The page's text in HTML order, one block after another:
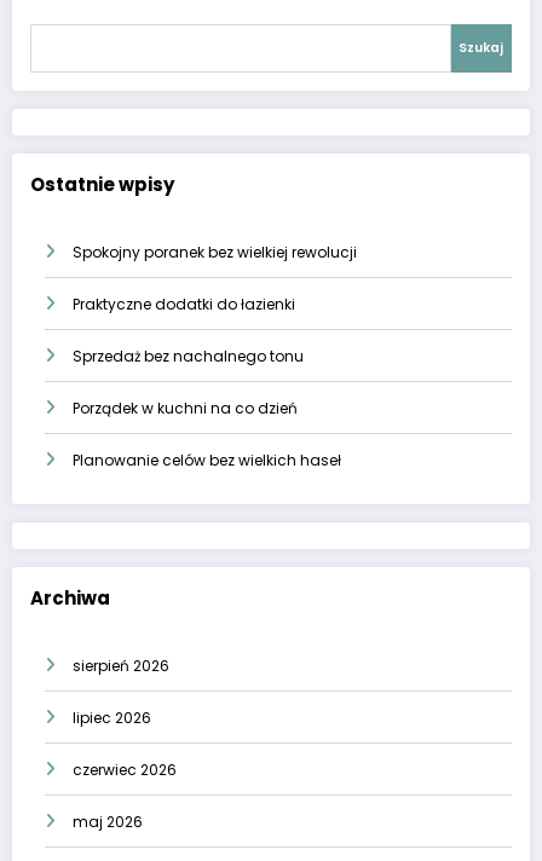
Szukaj
Ostatnie wpisy
Spokojny poranek bez wielkiej rewolucji
Praktyczne dodatki do łazienki
Sprzedaż bez nachalnego tonu
Porządek w kuchni na co dzień
Planowanie celów bez wielkich haseł
Archiwa
sierpień 2026
lipiec 2026
czerwiec 2026
maj 2026